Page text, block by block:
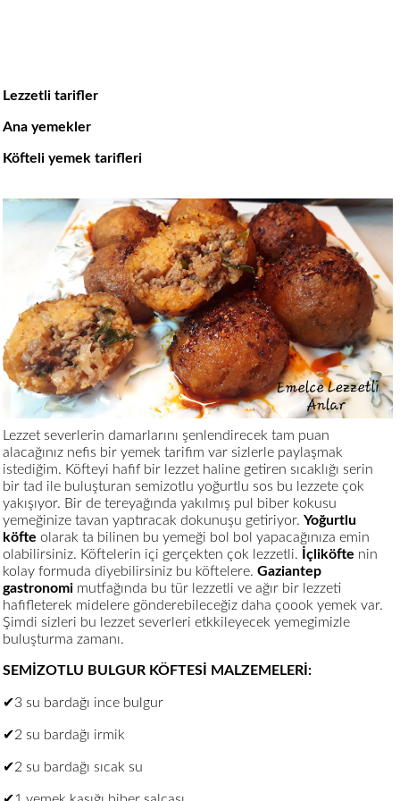
Lezzetli tarifler
Ana yemekler
Köfteli yemek tarifleri
Lezzet severlerin damarlarını şenlendirecek tam puan
alacağınız nefis bir yemek tarifim var sizlerle paylaşmak
istediğim. Köfteyi hafif bir lezzet haline getiren sıcaklığı serin
bir tad ile buluşturan semizotlu yoğurtlu sos bu lezzete çok
yakışıyor. Bir de tereyağında yakılmış pul biber kokusu
yemeğinize tavan yaptıracak dokunuşu getiriyor. Yoğurtlu
köfte olarak ta bilinen bu yemeği bol bol yapacağınıza emin
olabilirsiniz. Köftelerin içi gerçekten çok lezzetli. İçliköfte nin
kolay formuda diyebilirsiniz bu köftelere. Gaziantep
gastronomi mutfağında bu tür lezzetli ve ağır bir lezzeti
hafifleterek midelere gönderebileceğiz daha çoook yemek var.
Şimdi sizleri bu lezzet severleri etkkileyecek yemegimizle
buluşturma zamanı.
SEMİZOTLU BULGUR KÖFTESİ MALZEMELERİ:
✔3 su bardağı ince bulgur
✔2 su bardağı irmik
✔2 su bardağı sıcak su